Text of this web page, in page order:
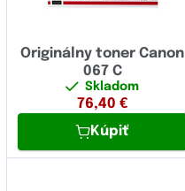
Originálny toner Canon
067 C
Skladom
76,40 €
Kúpiť